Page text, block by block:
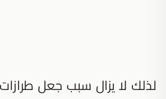
لذلك لا يزال سبب جعل